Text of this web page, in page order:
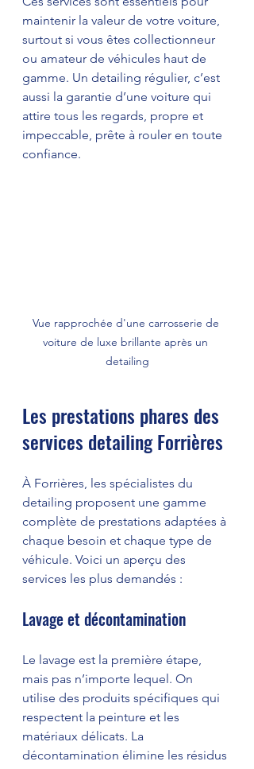
maintenir la valeur de votre voiture,
surtout si vous êtes collectionneur
ou amateur de véhicules haut de
gamme. Un detailing régulier, c’est
aussi la garantie d’une voiture qui
attire tous les regards, propre et
impeccable, prête à rouler en toute
confiance.
Vue rapprochée d'une carrosserie de
voiture de luxe brillante après un
detailing
Les prestations phares des
services detailing Forrières
À Forrières, les spécialistes du
detailing proposent une gamme
complète de prestations adaptées à
chaque besoin et chaque type de
véhicule. Voici un aperçu des
services les plus demandés :
Lavage et décontamination
Le lavage est la première étape,
mais pas n’importe lequel. On
utilise des produits spécifiques qui
respectent la peinture et les
matériaux délicats. La
décontamination élimine les résidus